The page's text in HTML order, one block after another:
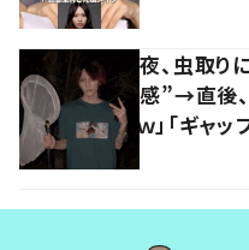
夜、虫取り
感”→直後
ｗ」「ギャッ